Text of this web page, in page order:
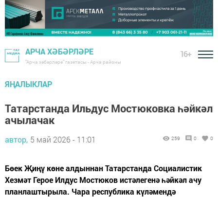
АРЧА ХӘБӘРЛӘРЕ
"Арча хәбәрләре" газетасы - Арча районы
16+
ЯҢАЛЫКЛАР
Татарстанда Ильдус Мостюковка һәйкәл
ачылачак
автор, 5 май 2026 - 11:01 259 0 0
Бөек Җиңү көне алдыннан Татарстанда Социалистик
Хезмәт Герое Илдус Мостюков истәлегенә һәйкәл ачу
планлаштырыла. Чара республика күләмендә